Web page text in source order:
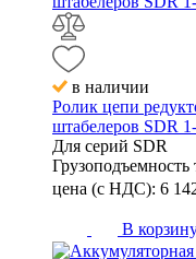
в наличии
Ролик цепи
штабелеров SDR
Для серий SDR
Грузоподъемность
цена (с НДС): 6
В